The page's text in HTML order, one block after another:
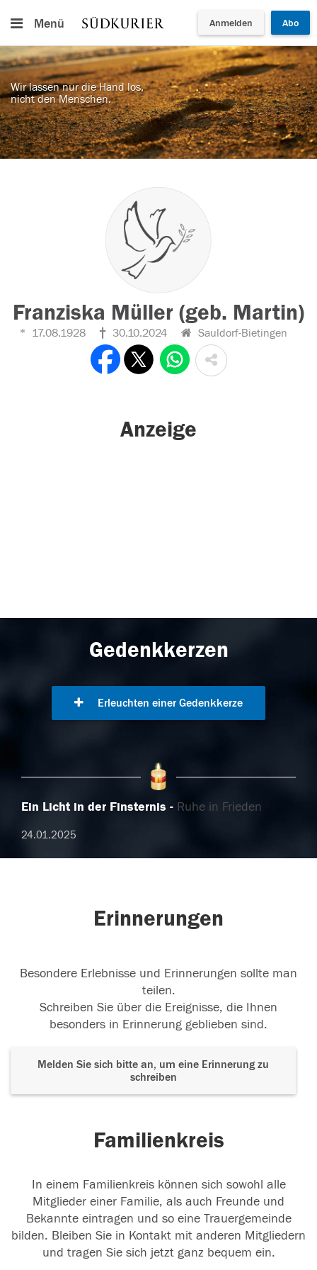
Menü Anmelden Abo
Wir lassen nur die Hand los,
nicht den Menschen.
Franziska Müller (geb. Martin)
17.08.1928 30.10.2024 Sauldorf-Bietingen
Anzeige
Gedenkkerzen
Erleuchten einer Gedenkkerze
Ein Licht in der Finsternis Ruhe in Frieden
24.01.2025
Erinnerungen
Besondere Erlebnisse und Erinnerungen sollte man
teilen.
Schreiben Sie über die Ereignisse, die Ihnen
besonders in Erinnerung geblieben sind.
Melden Sie sich bitte an, um eine Erinnerung zu
schreiben
Familienkreis
In einem Familienkreis können sich sowohl alle
Mitglieder einer Familie, als auch Freunde und
Bekannte eintragen und so eine Trauergemeinde
bilden. Bleiben Sie in Kontakt mit anderen Mitgliedern
und tragen Sie sich jetzt ganz bequem ein.